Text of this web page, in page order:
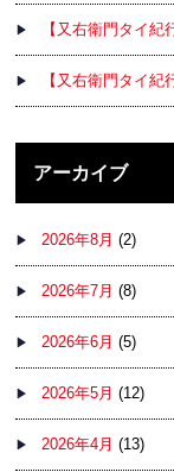
【又右衛門タイ
【又右衛門タイ
アーカイブ
2026年8月 (2)
2026年7月 (8)
2026年6月 (5)
2026年5月 (12)
2026年4月 (13)